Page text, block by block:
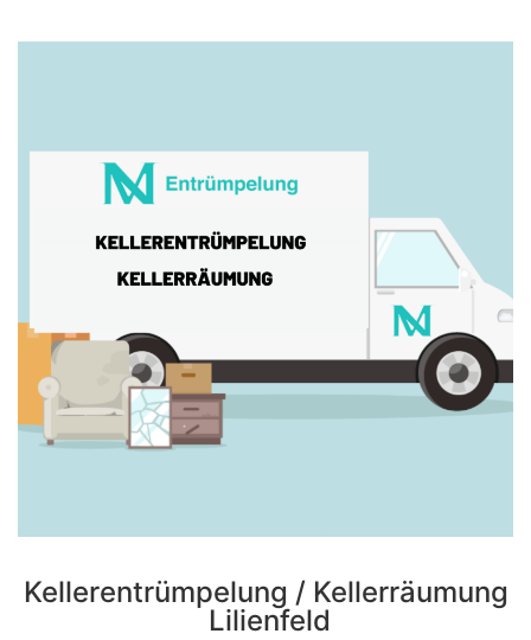
Kellerentrümpelung / Kellerräumung
Lilienfeld